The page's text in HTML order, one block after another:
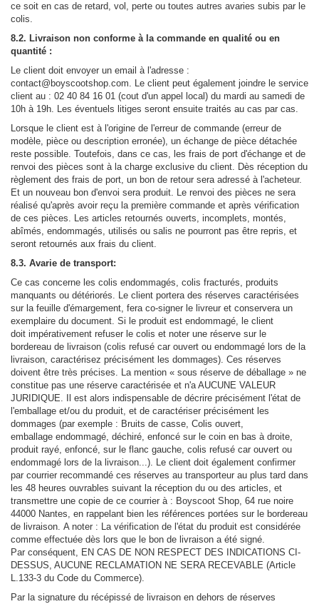
ce soit en cas de retard, vol, perte ou toutes autres avaries subis par le
colis.
8.2. Livraison non conforme à la commande en qualité ou en
quantité :
Le client doit envoyer un email à l'adresse :
contact@boyscootshop.com. Le client peut également joindre le service
client au : 02 40 84 16 01 (cout d'un appel local) du mardi au samedi de
10h à 19h. Les éventuels litiges seront ensuite traités au cas par cas.
Lorsque le client est à l'origine de l'erreur de commande (erreur de
modèle, pièce ou description erronée), un échange de pièce détachée
reste possible. Toutefois, dans ce cas, les frais de port d'échange et de
renvoi des pièces sont à la charge exclusive du client. Dès réception du
règlement des frais de port, un bon de retour sera adressé à l'acheteur.
Et un nouveau bon d'envoi sera produit. Le renvoi des pièces ne sera
réalisé qu'après avoir reçu la première commande et après vérification
de ces pièces. Les articles retournés ouverts, incomplets, montés,
abîmés, endommagés, utilisés ou salis ne pourront pas être repris, et
seront retournés aux frais du client.
8.3. Avarie de transport:
Ce cas concerne les colis endommagés, colis fracturés, produits
manquants ou détériorés. Le client portera des réserves caractérisées
sur la feuille d'émargement, fera co-signer le livreur et conservera un
exemplaire du document. Si le produit est endommagé, le client
doit impérativement refuser le colis et noter une réserve sur le
bordereau de livraison (colis refusé car ouvert ou endommagé lors de la
livraison, caractérisez précisément les dommages). Ces réserves
doivent être très précises. La mention « sous réserve de déballage » ne
constitue pas une réserve caractérisée et n'a AUCUNE VALEUR
JURIDIQUE. Il est alors indispensable de décrire précisément l'état de
l'emballage et/ou du produit, et de caractériser précisément les
dommages (par exemple : Bruits de casse, Colis ouvert,
emballage endommagé, déchiré, enfoncé sur le coin en bas à droite,
produit rayé, enfoncé, sur le flanc gauche, colis refusé car ouvert ou
endommagé lors de la livraison...). Le client doit également confirmer
par courrier recommandé ces réserves au transporteur au plus tard dans
les 48 heures ouvrables suivant la réception du ou des articles, et
transmettre une copie de ce courrier à : Boyscoot Shop, 64 rue noire
44000 Nantes, en rappelant bien les références portées sur le bordereau
de livraison. A noter : La vérification de l'état du produit est considérée
comme effectuée dès lors que le bon de livraison a été signé.
Par conséquent, EN CAS DE NON RESPECT DES INDICATIONS CI-
DESSUS, AUCUNE RECLAMATION NE SERA RECEVABLE (Article
L.133-3 du Code du Commerce).
Par la signature du récépissé de livraison en dehors de réserves